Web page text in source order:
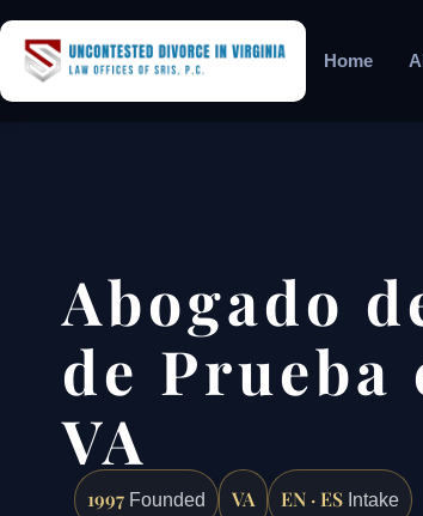
Home
Abogado
de
VA
1997 Founded VA EN · ES Intake